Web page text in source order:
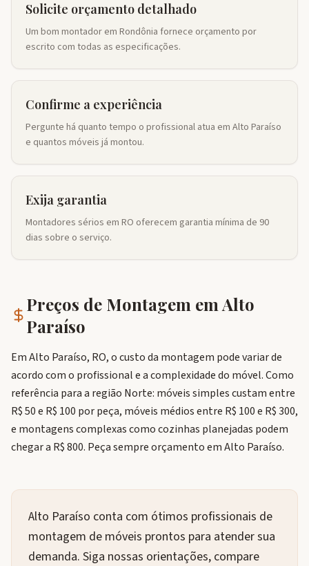
Solicite orçamento detalhado
Um bom montador em Rondônia fornece orçamento por
escrito com todas as especificações.
Confirme a experiência
Pergunte há quanto tempo o profissional atua em Alto Paraíso
e quantos móveis já montou.
Exija garantia
Montadores sérios em RO oferecem garantia mínima de 90
dias sobre o serviço.
Preços de Montagem emAlto
Paraíso
Em Alto Paraíso, RO, o custo da montagem pode variar de
acordo com o profissional e a complexidade do móvel. Como
referência para a região Norte: móveis simples custam entre
R$ 50 e R$ 100 por peça, móveis médios entre R$ 100 e R$ 300,
e montagens complexas como cozinhas planejadas podem
chegar a R$ 800. Peça sempre orçamento em Alto Paraíso.
Alto Paraíso conta com ótimos profissionais de
montagem de móveis prontos para atender sua
demanda. Siga nossas orientações, compare